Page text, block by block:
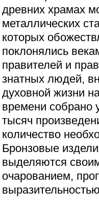
древних храмах
металлических
которых
поклонялись
правителей и
знатных людей,
духовной жизни
времени собрано
тысяч
количество
Бронзовые
выделяются
очарованием,